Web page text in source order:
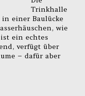
Trinkhalle
einer Baulücke
wie
ein echtes
verfügt über
– dafür aber